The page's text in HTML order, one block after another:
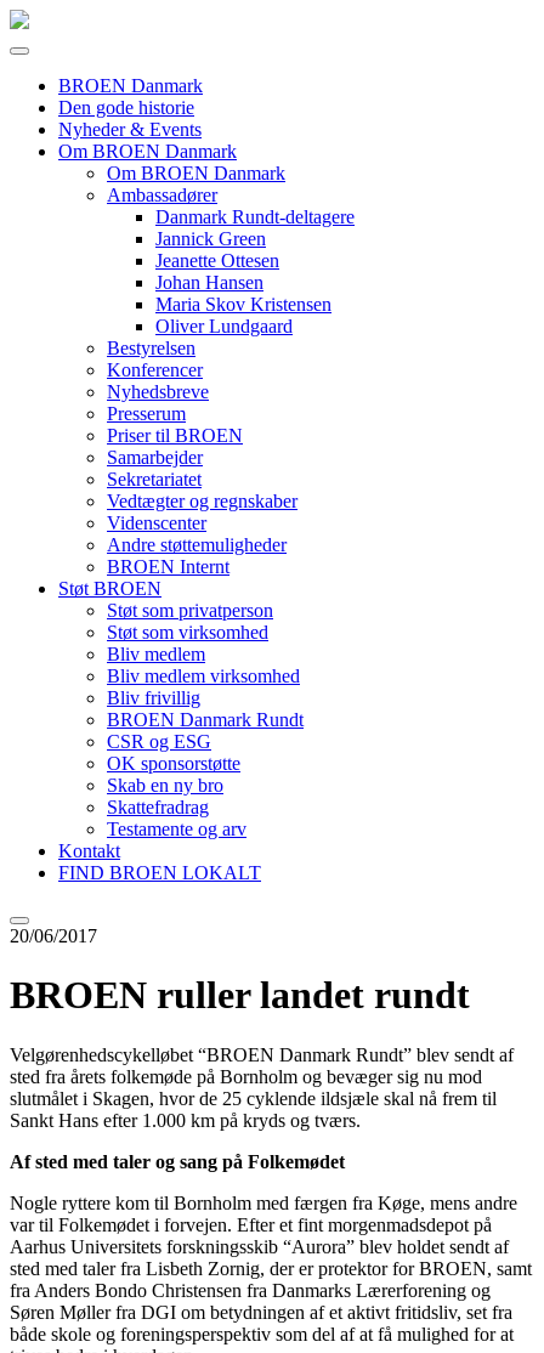
BROEN Danmark
Den gode historie
Nyheder & Events
Om BROEN Danmark
Om BROEN Danmark
Ambassadører
Danmark Rundt-deltagere
Jannick Green
Jeanette Ottesen
Johan Hansen
Maria Skov Kristensen
Oliver Lundgaard
Bestyrelsen
Konferencer
Nyhedsbreve
Presserum
Priser til BROEN
Samarbejder
Sekretariatet
Vedtægter og regnskaber
Videnscenter
Andre støttemuligheder
BROEN Internt
Støt BROEN
Støt som privatperson
Støt som virksomhed
Bliv medlem
Bliv medlem virksomhed
Bliv frivillig
BROEN Danmark Rundt
CSR og ESG
OK sponsorstøtte
Skab en ny bro
Skattefradrag
Testamente og arv
Kontakt
FIND BROEN LOKALT
20/06/2017
BROEN ruller landet rundt
Velgørenhedscykelløbet “BROEN Danmark Rundt” blev sendt af
sted fra årets folkemøde på Bornholm og bevæger sig nu mod
slutmålet i Skagen, hvor de 25 cyklende ildsjæle skal nå frem til
Sankt Hans efter 1.000 km på kryds og tværs.
Af sted med taler og sang på Folkemødet
Nogle ryttere kom til Bornholm med færgen fra Køge, mens andre
var til Folkemødet i forvejen. Efter et fint morgenmadsdepot på
Aarhus Universitets forskningsskib “Aurora” blev holdet sendt af
sted med taler fra Lisbeth Zornig, der er protektor for BROEN, samt
fra Anders Bondo Christensen fra Danmarks Lærerforening og
Søren Møller fra DGI om betydningen af et aktivt fritidsliv, set fra
både skole og foreningsperspektiv som del af at få mulighed for at